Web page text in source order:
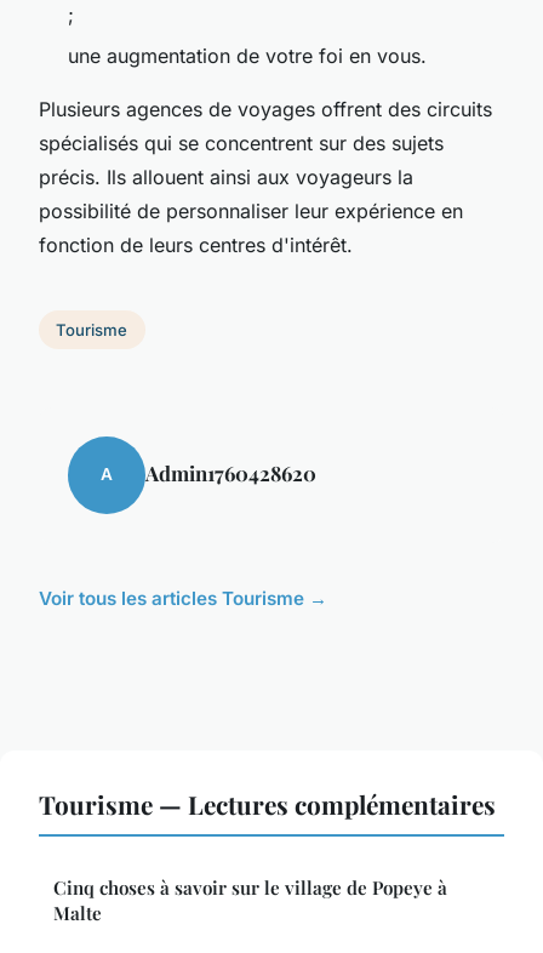
;
une augmentation de votre foi en vous.
Plusieurs agences de voyages offrent des circuits
spécialisés qui se concentrent sur des sujets
précis. Ils allouent ainsi aux voyageurs la
possibilité de personnaliser leur expérience en
fonction de leurs centres d'intérêt.
Tourisme
A Admin1760428620
Voir tous les articles Tourisme →
Tourisme — Lectures complémentaires
Cinq choses à savoir sur le village de Popeye à
Malte